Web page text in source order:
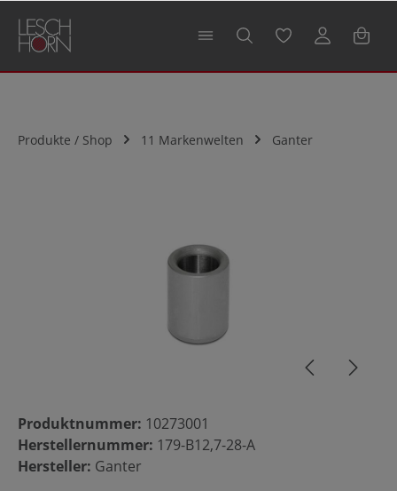
springen
Produkte / Shop 11 Markenwelten Ganter
Produktnummer: 10273001
Herstellernummer: 179-B12,7-28-A
Hersteller: Ganter